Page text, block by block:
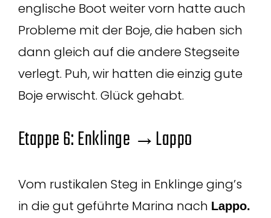
englische Boot weiter vorn hatte auch
Probleme mit der Boje, die haben sich
dann gleich auf die andere Stegseite
verlegt. Puh, wir hatten die einzig gute
Boje erwischt. Glück gehabt.
Etappe 6: Enklinge →Lappo
Vom rustikalen Steg in Enklinge ging’s
in die gut geführte Marina nach Lappo.